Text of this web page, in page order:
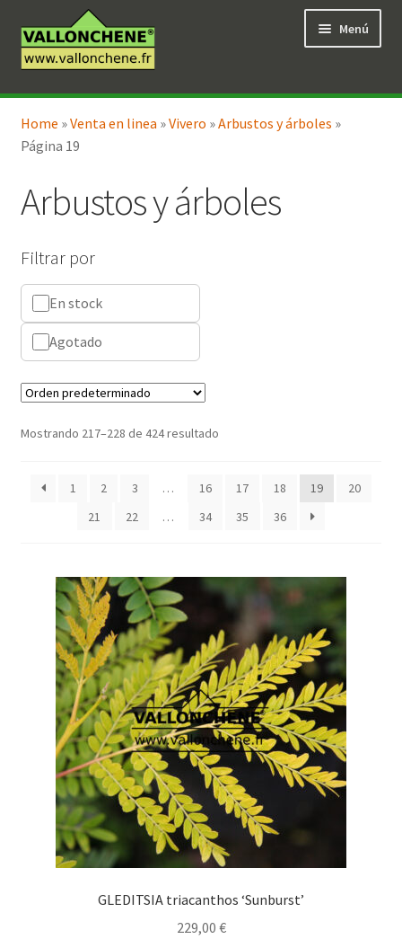
a
la
al
contenido
Menú
Tienda en línea
Home »Venta en linea »Vivero »Arbustos y árboles »
Página 19
Arbustos y árboles
Filtrar por
En stock
Agotado
Mostrando 217–228 de 424 resultado
1 2 3 … 16 17 18 19
20
21
22 … 34 35 36
GLEDITSIA triacanthos ‘Sunburst’
229,00 €